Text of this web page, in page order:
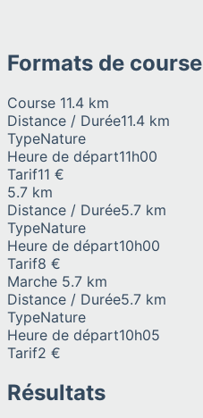
Formats de course
Course 11.4 km
Distance / Durée11.4 km
TypeNature
Heure de départ11h00
Tarif11 €
5.7 km
Distance / Durée5.7 km
TypeNature
Heure de départ10h00
Tarif8 €
Marche 5.7 km
Distance / Durée5.7 km
TypeNature
Heure de départ10h05
Tarif2 €
Résultats